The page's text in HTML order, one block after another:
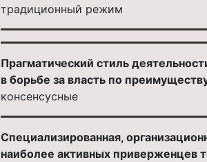
традиционный режим
Прагматический стиль
в борьбе за власть по
консенсусные
Специализированная,
наиболее активных приверженцев